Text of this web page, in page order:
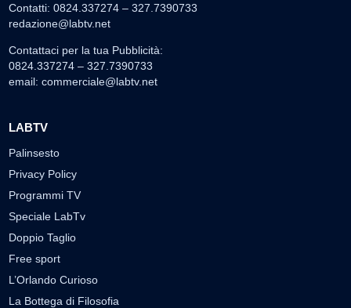
Contatti: 0824.337274 – 327.7390733
redazione@labtv.net
Contattaci per la tua Pubblicità:
0824.337274 – 327.7390733
email: commerciale@labtv.net
LABTV
Palinsesto
Privacy Policy
Programmi TV
Speciale LabTv
Doppio Taglio
Free sport
L’Orlando Curioso
La Bottega di Filosofia